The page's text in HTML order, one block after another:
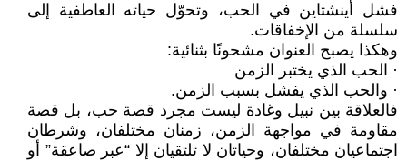
فشل أينشتاين في الحب، وتحوّل حياته العاطفية إلى
سلسلة من الإخفاقات.
وهكذا يصبح العنوان مشحونًا بثنائية:
· الحب الذي يختبر الزمن
· والحب الذي يفشل بسبب الزمن.
فالعلاقة بين نبيل وغادة ليست مجرد قصة حب، بل قصة
مقاومة في مواجهة الزمن، زمنان مختلفان، وشرطان
اجتماعيان مختلفان، وحياتان لا تلتقيان إلا “عبر صاعقة” أو